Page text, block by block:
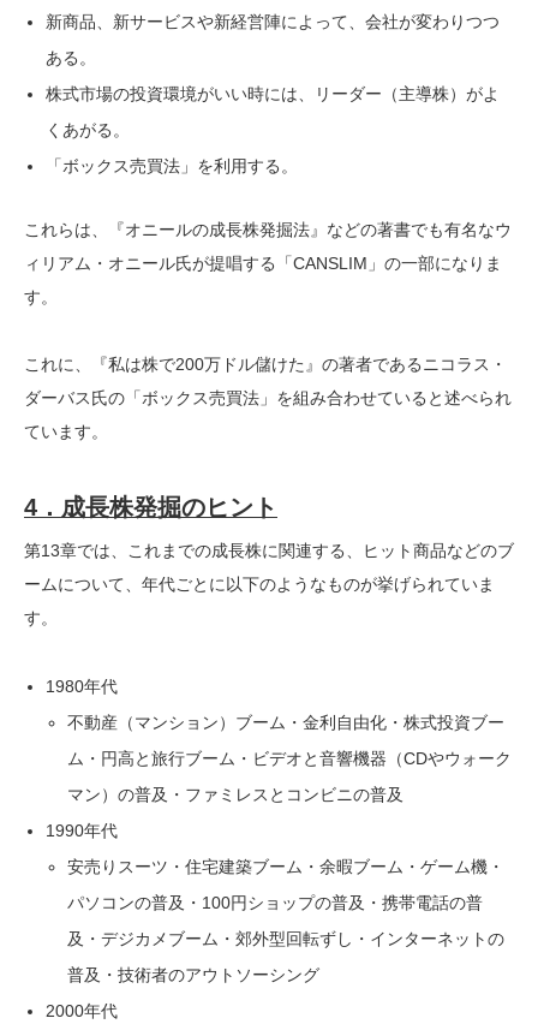
新商品、新サービスや新経営陣によって、会社が変わりつつ
ある。
株式市場の投資環境がいい時には、リーダー（主導株）がよ
くあがる。
「ボックス売買法」を利用する。
これらは、『オニールの成長株発掘法』などの著書でも有名なウ
ィリアム・オニール氏が提唱する「CANSLIM」の一部になりま
す。
これに、
『私は株で200万ドル儲けた』の著者であるニコラス・
ダーバス氏の「ボックス売買法」を組み合わせていると述べられ
ています。
4．成長株発掘のヒント
第13章では、これまでの成長株に関連する、ヒット商品などのブ
ームについて、年代ごとに以下のようなものが挙げられていま
す。
1980年代
不動産（マンション）ブーム・金利自由化・株式投資ブー
ム・円高と旅行ブーム・ビデオと音響機器（CDやウォーク
マン）の普及・ファミレスとコンビニの普及
1990年代
安売りスーツ・住宅建築ブーム・余暇ブーム・ゲーム機・
パソコンの普及・100円ショップの普及・携帯電話の普
及・デジカメブーム・郊外型回転ずし・インターネットの
普及・技術者のアウトソーシング
2000年代